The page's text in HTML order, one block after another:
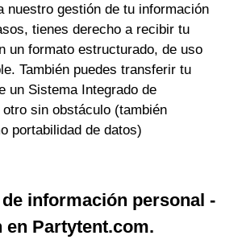
nuestro gestión de tu información
tienes derecho a recibir tu
un formato estructurado, de uso
También puedes transferir tu
un Sistema Integrado de
sin obstáculo (también
portabilidad de datos)
información personal -
en Partytent.com.